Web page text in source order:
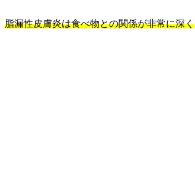
脂漏性皮膚炎は食べ物との関係が非常に深く